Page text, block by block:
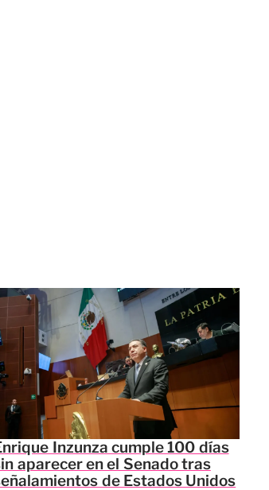
Inzunza cumple 100 días
aparecer en el Senado tras
de Estados Unidos